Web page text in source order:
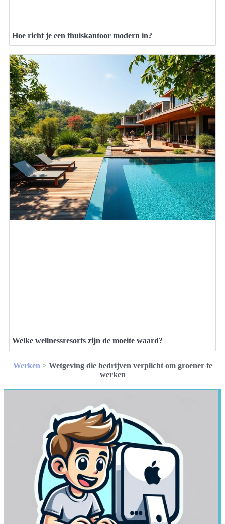
Hoe richt je een thuiskantoor modern in?
Welke wellnessresorts zijn de moeite waard?
Werken > Wetgeving die bedrijven verplicht om groener te
werken